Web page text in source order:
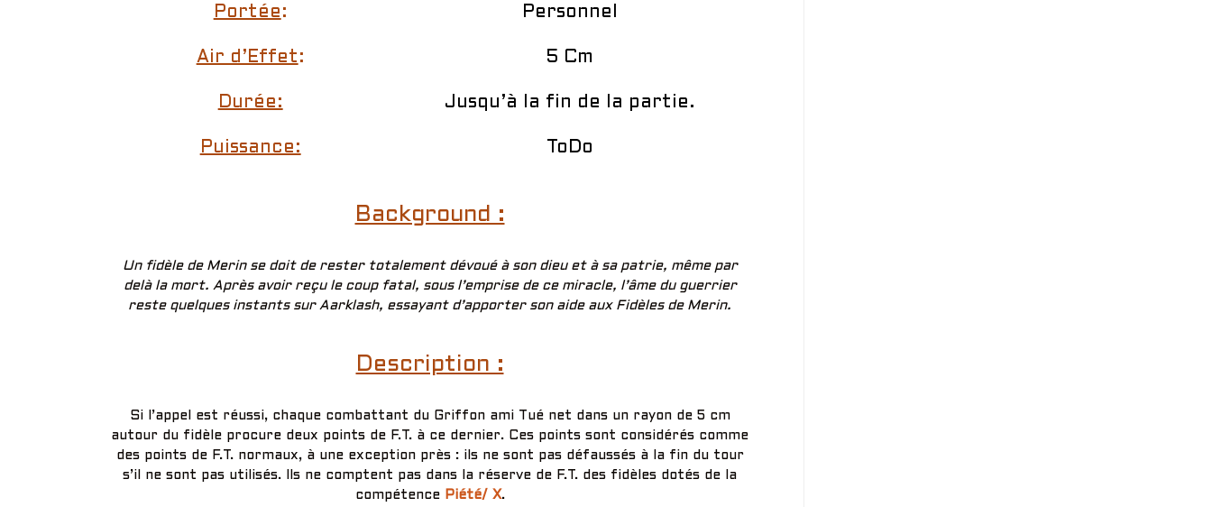
Portée :
Air d’Effet :
Durée:
Puissance:
Personnel
5 Cm
Jusqu’à la fin de la partie.
ToDo
Background :
Un fidèle de Merin se doit de rester totalement dévoué à son dieu et à sa patrie, même par
delà la mort. Après avoir reçu le coup fatal, sous l’emprise de ce miracle, l’âme du guerrier
reste quelques instants sur Aarklash, essayant d’apporter son aide aux Fidèles de Merin.
Description :
Si l’appel est réussi, chaque combattant du Griffon ami Tué net dans un rayon de 5 cm
autour du fidèle procure deux points de F.T. à ce dernier. Ces points sont considérés comme
des points de F.T. normaux, à une exception près : ils ne sont pas défaussés à la fin du tour
s’il ne sont pas utilisés. Ils ne comptent pas dans la réserve de F.T. des fidèles dotés de la
compétence Piété/ X.